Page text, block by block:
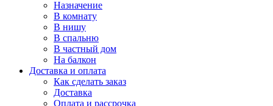
Назначение
В комнату
В нишу
В спальню
В частный дом
На балкон
Доставка и оплата
Как сделать заказ
Доставка
Оплата и рассрочка